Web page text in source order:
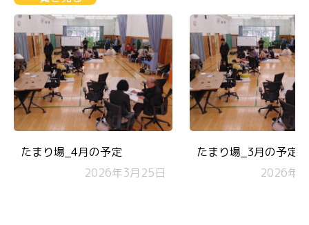
たまり場_4月の予定
2026年3月25日
たまり場_3月の予定
2026年2